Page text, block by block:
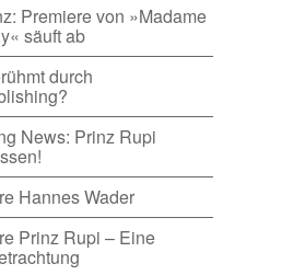
Premiere von »Madame
säuft ab
durch
News: Prinz Rupi
Hannes Wader
Prinz Rupi – Eine